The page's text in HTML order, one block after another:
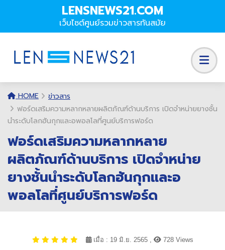
LENSNEWS21.COM
เว็บไซต์ศูนย์รวมข่าวสารทันสมัย
HOME
ข่าวสาร
ฟอร์ดเสริมความหลากหลายผลิตภัณฑ์ด้านบริการ เปิดจำหน่ายยางชั้น
นำระดับโลกฮันกุกและอพอลโลที่ศูนย์บริการฟอร์ด
ฟอร์ดเสริมความหลากหลาย
ผลิตภัณฑ์ด้านบริการ เปิดจำหน่าย
ยางชั้นนำระดับโลกฮันกุกและอ
พอลโลที่ศูนย์บริการฟอร์ด
เมื่อ : 19 มิ.ย. 2565 , 728 Views